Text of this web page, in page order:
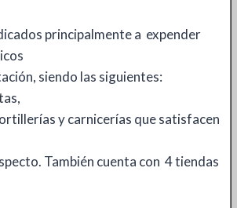
principalmente a expender
siendo las siguientes:
y carnicerías que satisfacen
También cuenta con 4 tiendas